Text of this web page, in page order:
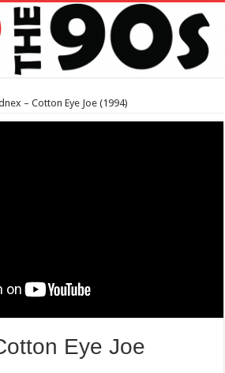
– Cotton Eye Joe (1994)
Eye Joe